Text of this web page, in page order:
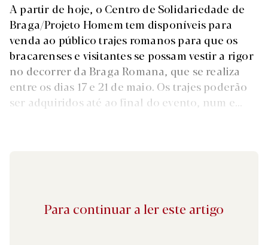
A partir de hoje, o Centro de Solidariedade de
Braga/Projeto Homem tem disponíveis para
venda ao público trajes romanos para que os
bracarenses e visitantes se possam vestir a rigor
no decorrer da Braga Romana, que se realiza
entre os dias 17 e 21 de maio. Os trajes poderão
ser adquiridos até ao final do evento, num e...
Para continuar a ler este artigo